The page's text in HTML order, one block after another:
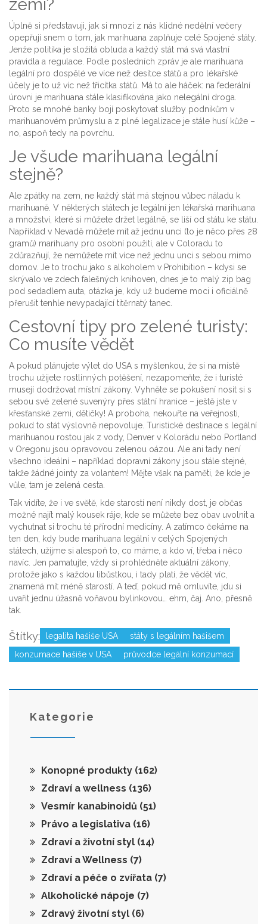
zemi?
Úplně si představuji, jak si mnozí z nás klidné nedělní večery
opepřují snem o tom, jak marihuana zaplňuje celé Spojené státy.
Jenže politika je složitá obluda a každý stát má svá vlastní
pravidla a regulace. Podle posledních zpráv je ale marihuana
legální pro dospělé ve více než desítce států a pro lékařské
účely je to už víc než třicítka států. Má to ale háček: na federální
úrovni je marihuana stále klasifikována jako nelegální droga.
Proto se mnohé banky bojí poskytovat služby podnikům v
marihuanovém průmyslu a z plné legalizace je stále husí kůže –
no, aspoň tedy na povrchu.
Je všude marihuana legální
stejně?
Ale zpátky na zem, ne každý stát má stejnou vůbec náladu k
marihuaně. V některých státech je legální jen lékařská marihuana
a množství, které si můžete držet legálně, se liší od státu ke státu.
Například v Nevadě můžete mít až jednu unci (to je něco přes 28
gramů) marihuany pro osobní použití, ale v Coloradu to
zdůrazňují, že nemůžete mít více než jednu unci s sebou mimo
domov. Je to trochu jako s alkoholem v Prohibition – kdysi se
skrývalo ve zdech falešných knihoven, dnes je to malý zip bag
pod sedadlem auta, otázka je, kdy už budeme moci i oficiálně
přerušit tenhle nevypadající titěrnatý tanec.
Cestovní tipy pro zelené turisty:
Co musíte vědět
A pokud plánujete výlet do USA s myšlenkou, že si na místě
trochu užijete rostlinných potěšení, nezapomeňte, že i turisté
musejí dodržovat místní zákony. Vyhněte se pokušení nosit si s
sebou své zelené suvenýry přes státní hranice – ještě jste v
křesťanské zemi, dětičky! A proboha, nekouřte na veřejnosti,
pokud to stát výslovně nepovoluje. Turistické destinace s legální
marihuanou rostou jak z vody, Denver v Kolorádu nebo Portland
v Oregonu jsou opravovou zelenou oázou. Ale ani tady není
všechno ideální – například dopravní zákony jsou stále stejné,
takže žádné jointy za volantem! Mějte však na paměti, že kde je
vůle, tam je zelená cesta.
Tak vidíte, že i ve světě, kde starostí není nikdy dost, je občas
možné najít malý kousek ráje, kde se můžete bez obav uvolnit a
vychutnat si trochu té přírodní medicíny. A zatímco čekáme na
ten den, kdy bude marihuana legální v celých Spojených
státech, užijme si alespoň to, co máme, a kdo ví, třeba i něco
navíc. Jen pamatujte, vždy si prohlédněte aktuální zákony,
protože jako s každou libůstkou, i tady platí, že vědět víc,
znamená mít méně starostí. A teď, pokud mě omluvíte, jdu si
uvařit jednu úžasně voňavou bylinkovou… ehm, čaj. Ano, přesně
tak.
Štítky: legalita hašiše USA
státy s legálním hašišem
konzumace hašiše v USA
průvodce legální konzumací
Kategorie
Konopné produkty (162)
Zdraví a wellness (136)
Vesmír kanabinoidů (51)
Právo a legislativa (16)
Zdraví a životní styl (14)
Zdraví a Wellness (7)
Zdraví a péče o zvířata (7)
Alkoholické nápoje (7)
Zdravý životní styl (6)